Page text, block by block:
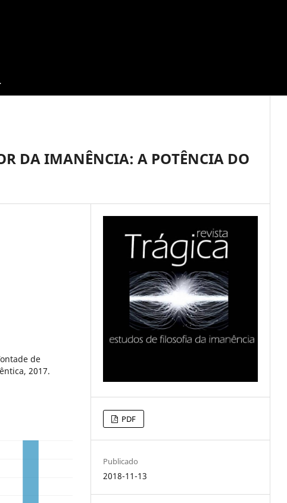
DA IMANÊNCIA: A POTÊNCIA DO
de
2017.
PDF
Publicado
2018-11-13